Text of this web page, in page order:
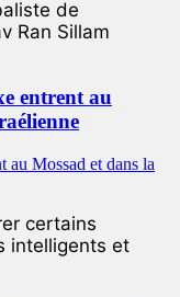
de
Ran Sillam
entrent au
certains
intelligents et